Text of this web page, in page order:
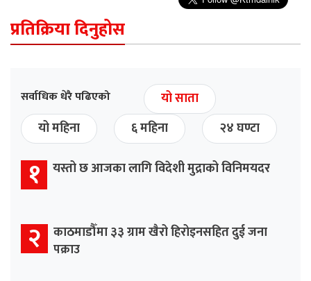
प्रतिक्रिया दिनुहोस
सर्वाधिक धेरै पढिएको
यो साता
यो महिना
६ महिना २४ घण्टा
१ यस्तो छ आजका लागि विदेशी मुद्राको विनिमयदर
२ काठमाडौँमा ३३ ग्राम खैरो हिरोइनसहित दुई जना
पक्राउ